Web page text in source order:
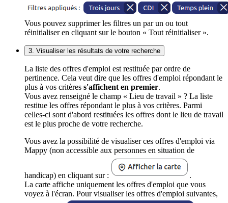
Vous pouvez supprimer les filtres un par un ou tout
réinitialiser en cliquant sur le bouton « Tout réinitialiser ».
3. Visualiser les résultats de votre recherche
La liste des offres d'emploi est restituée par ordre de
pertinence. Cela veut dire que les offres d'emploi répondant le
plus à vos critères s'affichent en premier.
Vous avez renseigné le champ « Lieu de travail » ? La liste
restitue les offres répondant le plus à vos critères. Parmi
celles-ci sont d'abord restituées les offres dont le lieu de travail
est le plus proche de votre recherche.
Vous avez la possibilité de visualiser ces offres d'emploi via
Mappy (non accessible aux personnes en situation de
handicap) en cliquant sur :
.
La carte affiche uniquement les offres d'emploi que vous
voyez à l'écran. Pour visualiser les offres d'emploi suivantes,